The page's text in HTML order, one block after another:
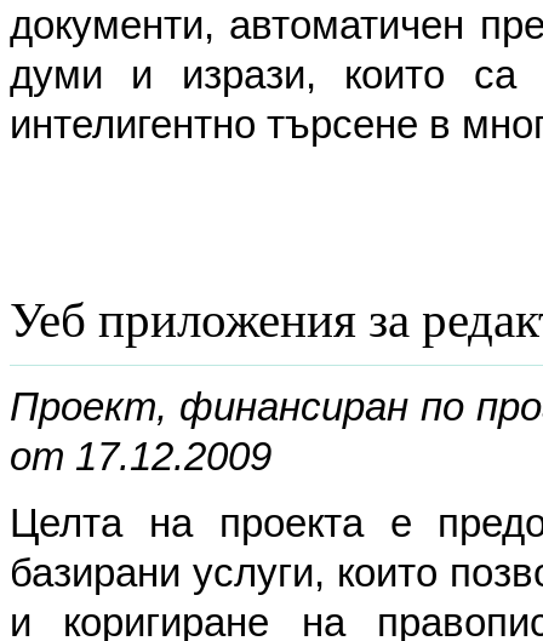
документи, автоматичен
думи и изрази, които са
интелигентно търсене в
Уеб приложения за
Проект, финансиран по
от 17.12.2009
Целта на проекта е
базирани услуги, които
и коригиране на